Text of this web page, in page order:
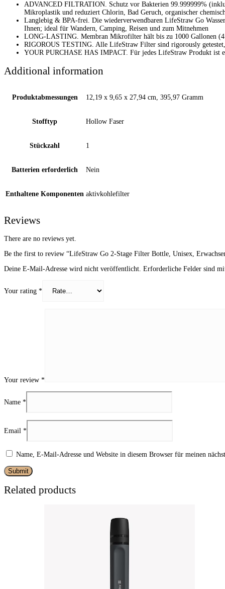
ADVANCED FILTRATION. Schutz vor Bakterien 99.999999%
Mikroplastik und reduziert Chlorin, Bad Geruch, organischer
Langlebig & BPA-frei. Die wiederverwendbaren LifeStraw Go
Ihnen; ideal für Wandern, Camping, Reisen und zum Mitnehmen
LONG-LASTING. Membran Mikrofilter hält bis zu 1000 Gallonen
RIGOROUS TESTING. Alle LifeStraw Filter sind rigorously
YOUR PURCHASE HAS IMPACT. Für jedes LifeStraw Produkt ist
Additional information
Produktabmessungen ‎12,19 x 9,65 x 27,94 cm, 395,97 Gramm
Stofftyp ‎Hollow Faser
Stückzahl ‎1
Batterien erforderlich ‎Nein
Enthaltene Komponenten ‎aktivkohlefilter
Reviews
There are no reviews yet.
Be the first to review “LifeStraw Go 2-Stage Filter Bottle, Unisex,
Deine E-Mail-Adresse wird nicht veröffentlicht. Erforderliche Felder sind
Your rating *
Your review *
Name *
Email *
Name, E-Mail-Adresse und Website in diesem Browser für meinen
Related products